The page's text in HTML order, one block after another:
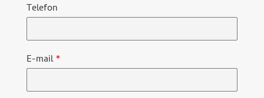
Telefon
E-mail*